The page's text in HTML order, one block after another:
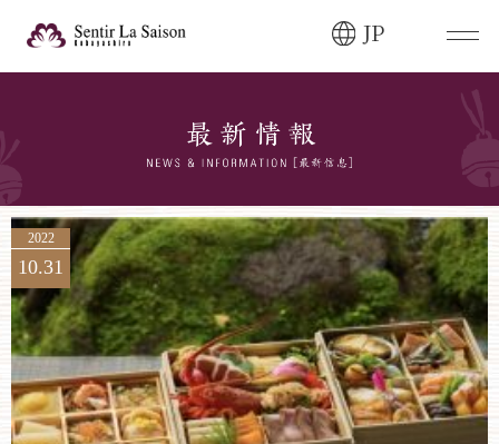
JP
0120-166-088
ご成約済み・ご列席のお客様
その他のお問い合わせ
0258-66-3155
11:00～19:00（火、水曜定休）
2022
10.31